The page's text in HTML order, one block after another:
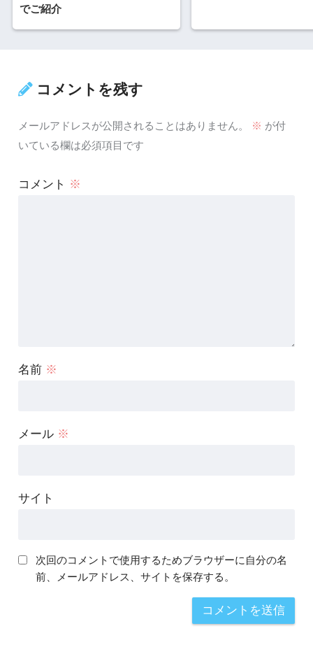
でご紹介
コメントを残す
メールアドレスが公開されることはありません。 ※ が付
いている欄は必須項目です
コメント ※
名前 ※
メール ※
サイト
次回のコメントで使用するためブラウザーに自分の名
前、メールアドレス、サイトを保存する。